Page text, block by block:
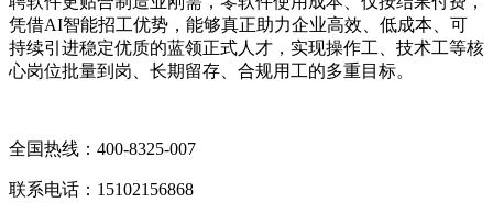
凭借AI智能招工优势，能够真正助力企业高效、低成本、可
持续引进稳定优质的蓝领正式人才，实现操作工、技术工等核
心岗位批量到岗、长期留存、合规用工的多重目标。
全国热线：400‑8325‑007
联系电话：15102156868